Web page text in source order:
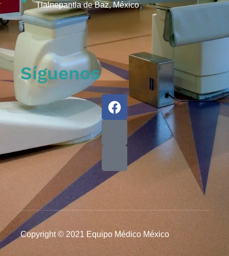
Tlalnepantla de Baz, México
Síguenos
Copyright © 2021 Equipo Médico México